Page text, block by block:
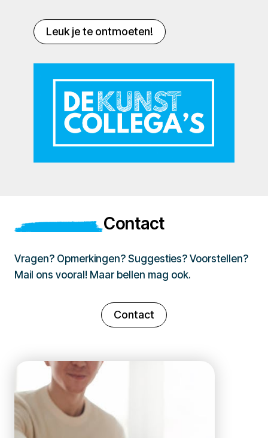
Leuk je te ontmoeten!
Contact
Vragen? Opmerkingen? Suggesties? Voorstellen?
Mail ons vooral! Maar bellen mag ook.
Contact